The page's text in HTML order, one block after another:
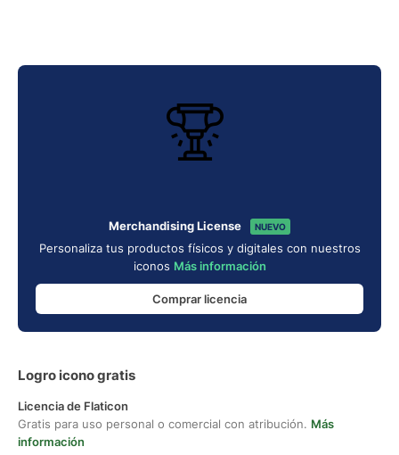
Merchandising License NUEVO
Personaliza tus productos físicos y digitales con nuestros
iconos Más información
Comprar licencia
Logro icono gratis
Licencia de Flaticon
Gratis para uso personal o comercial con atribución. Más
información